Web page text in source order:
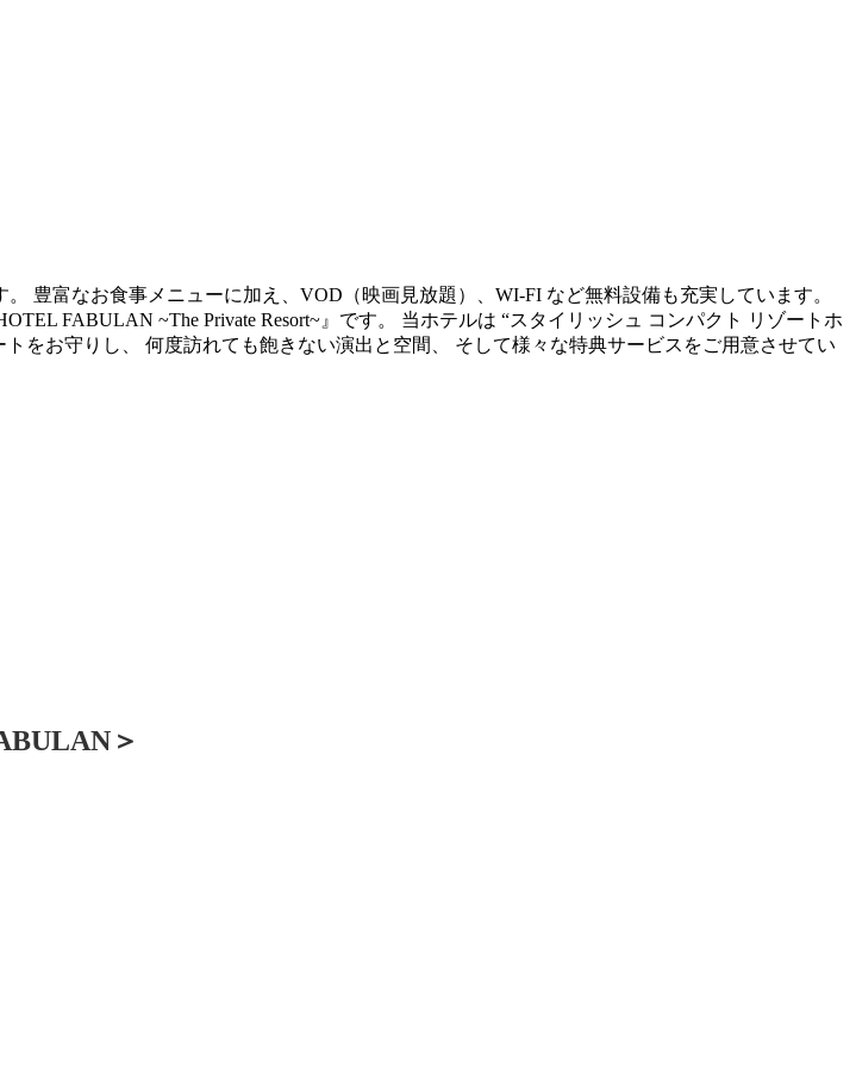
豊富なお食事メニューに加え、VOD（映画見放題）、WI-FI など無料設備も充実しています。
FABULAN ~The Private Resort~』です。 当ホテルは “スタイリッシュ コンパクト リゾートホ
をお守りし、 何度訪れても飽きない演出と空間、 そして様々な特典サービスをご用意させてい
＞